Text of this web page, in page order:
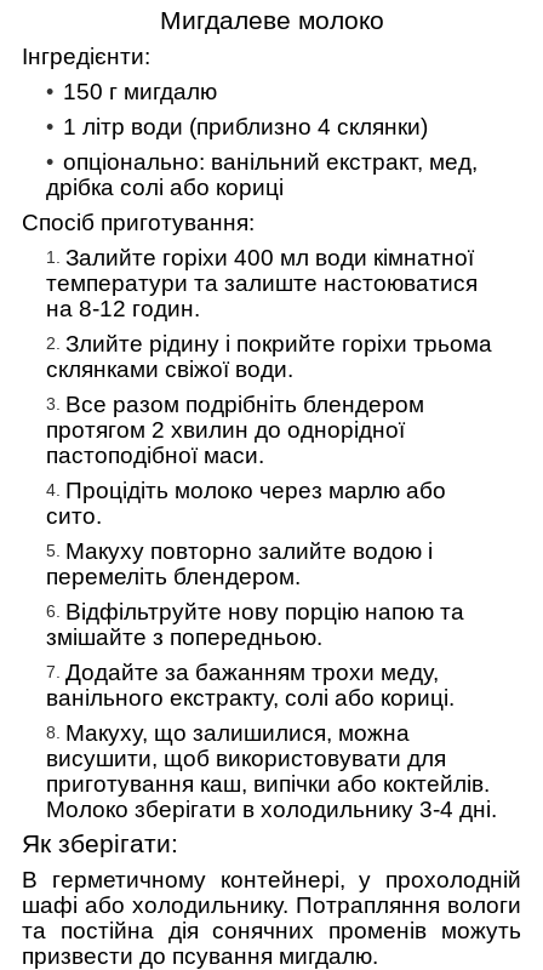
Мигдалеве молоко
Інгредієнти:
150 г мигдалю
1 літр води (приблизно 4 склянки)
опціонально: ванільний екстракт, мед,
дрібка солі або кориці
Спосіб приготування:
Залийте горіхи 400 мл води кімнатної
температури та залиште настоюватися
на 8-12 годин.
Злийте рідину і покрийте горіхи трьома
склянками свіжої води.
Все разом подрібніть блендером
протягом 2 хвилин до однорідної
пастоподібної маси.
Процідіть молоко через марлю або
сито.
Макуху повторно залийте водою і
перемеліть блендером.
Відфільтруйте нову порцію напою та
змішайте з попередньою.
Додайте за бажанням трохи меду,
ванільного екстракту, солі або кориці.
Макуху, що залишилися, можна
висушити, щоб використовувати для
приготування каш, випічки або коктейлів.
Молоко зберігати в холодильнику 3-4 дні.
Як зберігати:
В герметичному контейнері, у прохолодній
шафі або холодильнику. Потрапляння вологи
та постійна дія сонячних променів можуть
призвести до псування мигдалю.